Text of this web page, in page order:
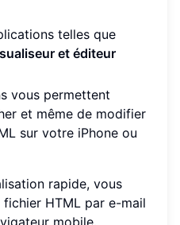
telles que
et éditeur
vous permettent
et même de modifier
sur votre iPhone ou
rapide, vous
HTML par e-mail
mobile.